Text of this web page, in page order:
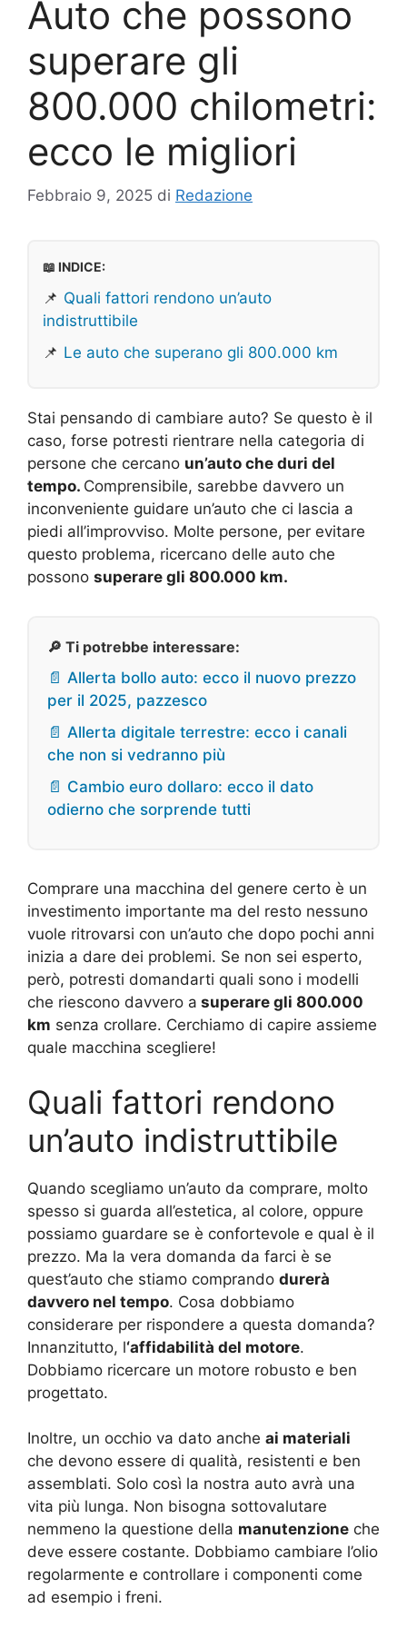
Auto che possono
superare gli
800.000 chilometri:
ecco le migliori
Febbraio 9, 2025 di Redazione
📖 INDICE:
📌 Quali fattori rendono un’auto
indistruttibile
📌 Le auto che superano gli 800.000 km
Stai pensando di cambiare auto? Se questo è il
caso, forse potresti rientrare nella categoria di
persone che cercano un’auto che duri del
tempo. Comprensibile, sarebbe davvero un
inconveniente guidare un’auto che ci lascia a
piedi all’improvviso. Molte persone, per evitare
questo problema, ricercano delle auto che
possono superare gli 800.000 km.
🔎 Ti potrebbe interessare:
📄 Allerta bollo auto: ecco il nuovo prezzo
per il 2025, pazzesco
📄 Allerta digitale terrestre: ecco i canali
che non si vedranno più
📄 Cambio euro dollaro: ecco il dato
odierno che sorprende tutti
Comprare una macchina del genere certo è un
investimento importante ma del resto nessuno
vuole ritrovarsi con un’auto che dopo pochi anni
inizia a dare dei problemi. Se non sei esperto,
però, potresti domandarti quali sono i modelli
che riescono davvero a superare gli 800.000
km senza crollare. Cerchiamo di capire assieme
quale macchina scegliere!
Quali fattori rendono
un’auto indistruttibile
Quando scegliamo un’auto da comprare, molto
spesso si guarda all’estetica, al colore, oppure
possiamo guardare se è confortevole e qual è il
prezzo. Ma la vera domanda da farci è se
quest’auto che stiamo comprando durerà
davvero nel tempo. Cosa dobbiamo
considerare per rispondere a questa domanda?
Innanzitutto, l‘affidabilità del motore.
Dobbiamo ricercare un motore robusto e ben
progettato.
Inoltre, un occhio va dato anche ai materiali
che devono essere di qualità, resistenti e ben
assemblati. Solo così la nostra auto avrà una
vita più lunga. Non bisogna sottovalutare
nemmeno la questione della manutenzione che
deve essere costante. Dobbiamo cambiare l’olio
regolarmente e controllare i componenti come
ad esempio i freni.